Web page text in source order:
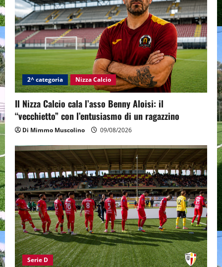
2^ categoria Nizza Calcio
Il Nizza Calcio cala l’asso Benny Aloisi: il
“vecchietto” con l’entusiasmo di un ragazzino
Di Mimmo Muscolino 09/08/2026
Serie D